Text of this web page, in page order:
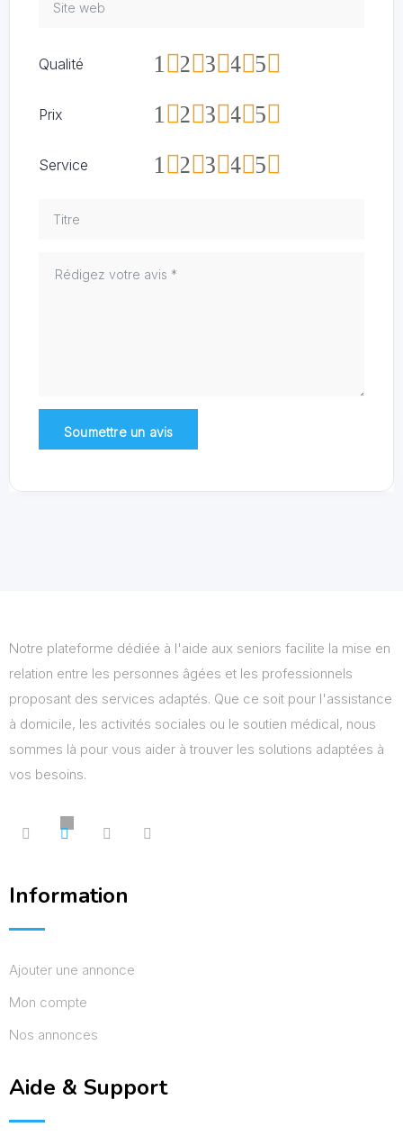
Qualité 5
4
3
2
1
Prix 5
4
3
2
1
Service 5
4
3
2
1
Notre plateforme dédiée à l'aide aux seniors facilite la mise en
relation entre les personnes âgées et les professionnels
proposant des services adaptés. Que ce soit pour l'assistance
à domicile, les activités sociales ou le soutien médical, nous
sommes là pour vous aider à trouver les solutions adaptées à
vos besoins.
Information
Ajouter une annonce
Mon compte
Nos annonces
Aide & Support